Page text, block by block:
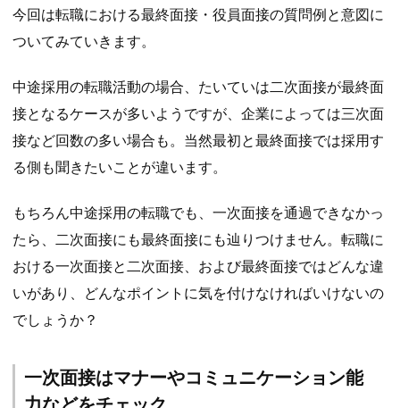
今回は転職における最終面接・役員面接の質問例と意図に
ついてみていきます。
中途採用の転職活動の場合、たいていは二次面接が最終面
接となるケースが多いようですが、企業によっては三次面
接など回数の多い場合も。当然最初と最終面接では採用す
る側も聞きたいことが違います。
もちろん中途採用の転職でも、一次面接を通過できなかっ
たら、二次面接にも最終面接にも辿りつけません。転職に
おける一次面接と二次面接、および最終面接ではどんな違
いがあり、どんなポイントに気を付けなければいけないの
でしょうか？
一次面接はマナーやコミュニケーション能